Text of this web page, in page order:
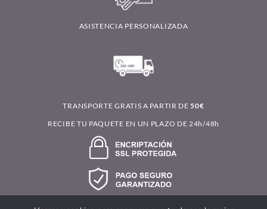
ASISTENCIA PERSONALIZADA
TRANSPORTE GRATIS A PARTIR DE50€
RECIBE TU PAQUETE EN UN PLAZO DE 24h/48h